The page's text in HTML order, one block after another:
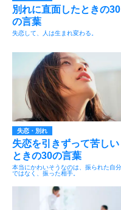
別れに直面したときの30
の言葉
失恋して、人は生まれ変わる。
失恋・別れ
失恋を引きずって苦しい
ときの30の言葉
本当にかわいそうなのは、振られた自分
ではなく、振った相手。